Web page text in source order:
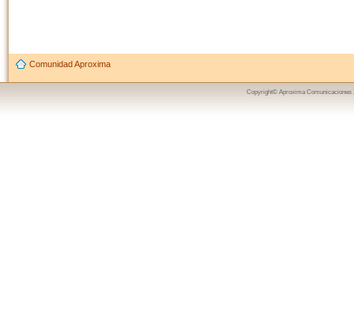
Comunidad Aproxima
Copyright© Aproxima Comunicaciones